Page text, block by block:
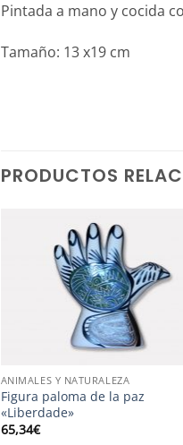
Pintada a mano y cocida
Tamaño: 13 x19 cm
PRODUCTOS
ANIMALES Y NATURALEZA
Figura paloma de la paz
«Liberdade»
65,34€